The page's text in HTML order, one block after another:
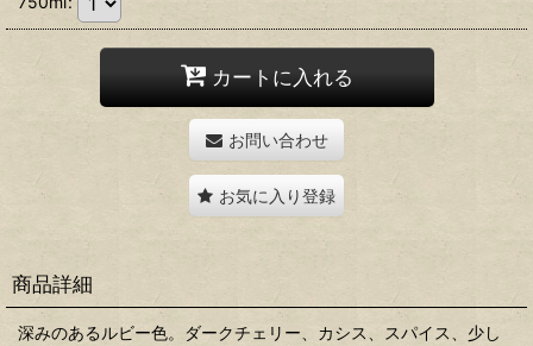
カートに入れる
お問い合わせ
お気に入り登録
商品詳細
深みのあるルビー色。ダークチェリー、カシス、スパイス、少し